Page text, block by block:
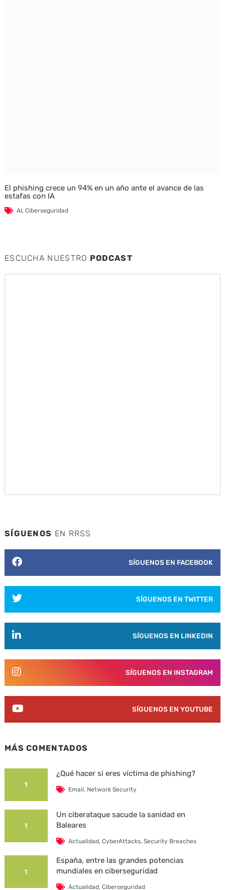
El phishing crece un 94% en un año ante el avance de las
estafas con IA
AI, Ciberseguridad
ESCUCHA NUESTRO PODCAST
SÍGUENOS EN RRSS
SÍGUENOS EN FACEBOOK
SÍGUENOS EN TWITTER
SÍGUENOS EN LINKEDIN
SÍGUENOS EN INSTAGRAM
SÍGUENOS EN YOUTUBE
MÁS COMENTADOS
1
¿Qué hacer si eres víctima de phishing?
Email, Network Security
1
Un ciberataque sacude la sanidad en
Baleares
Actualidad,CyberAttacks,Security Breaches
1
España, entre las grandes potencias
mundiales en ciberseguridad
Actualidad,Ciberseguridad